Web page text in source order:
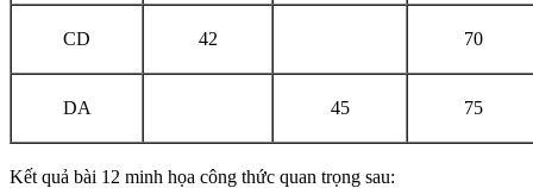
CD 42 70
DA 45 75
Kết quả bài 12 minh họa công thức quan trọng sau: